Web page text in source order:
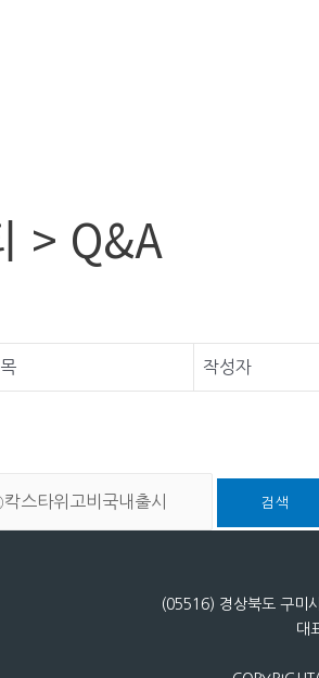
> Q&A
작성자
검색
(05516) 경상북도 구미
대